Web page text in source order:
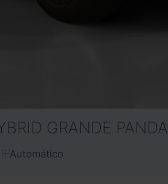
GRANDE
Automático